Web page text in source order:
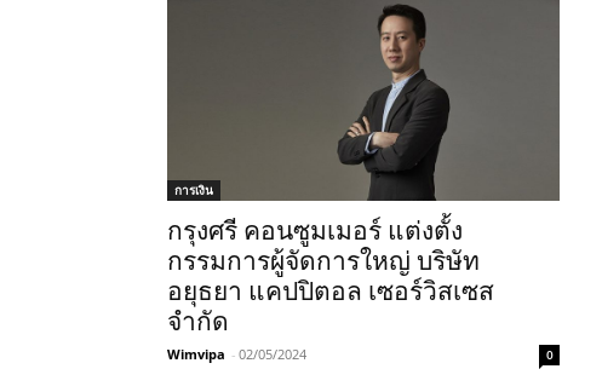
การเงิน
กรุงศรี คอนซูมเมอร์ แต่งตั้ง
กรรมการผู้จัดการใหญ่ บริษัท
อยุธยา แคปปิตอล เซอร์วิสเซส
จำกัด
Wimvipa - 02/05/2024 0